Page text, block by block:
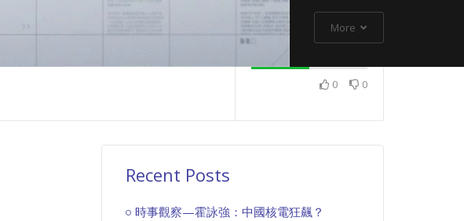
More
0 0
Recent Posts
時事觀察—霍詠強：中國核電狂飆？